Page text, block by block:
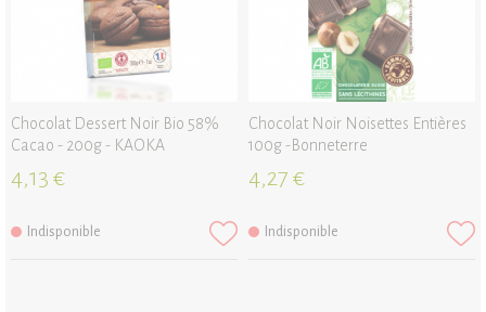
Chocolat Dessert Noir Bio 58%
Cacao - 200g - KAOKA
4,13 €
Indisponible
Chocolat Noir Noisettes Entières
100g -Bonneterre
4,27 €
Indisponible